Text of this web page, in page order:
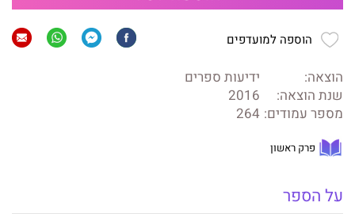
הוספה למועדפים
הוצאה:
ידיעות ספרים
שנת הוצאה:
2016
מספר עמודים: 264
פרק ראשון
על הספר